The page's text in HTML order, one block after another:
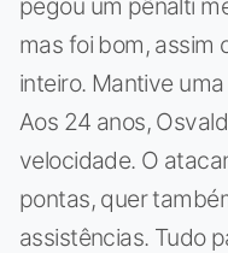
mas foi bom, assim
inteiro. Mantive
Aos 24 anos,
velocidade. O
pontas, quer
assistências. Tudo